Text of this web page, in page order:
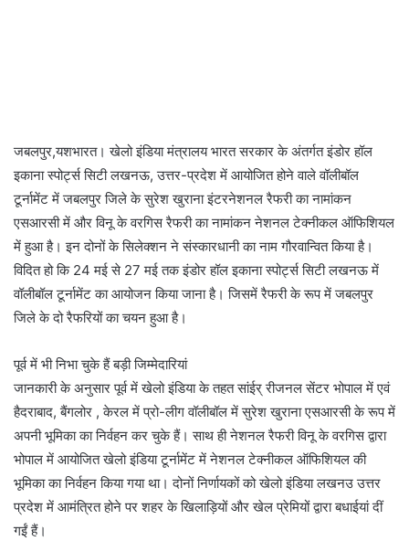
जबलपुर,यशभारत। खेलो इंडिया मंत्रालय भारत सरकार के अंतर्गत इंडोर हॉल
इकाना स्पोर्ट्स सिटी लखनऊ, उत्तर-प्रदेश में आयोजित होने वाले वॉलीबॉल
टूर्नामेंट में जबलपुर जिले के सुरेश खुराना इंटरनेशनल रैफरी का नामांकन
एसआरसी में और विनू के वरगिस रैफरी का नामांकन नेशनल टेक्नीकल ऑफिशियल
में हुआ है। इन दोनों के सिलेक्शन ने संस्कारधानी का नाम गौरवान्वित किया है।
विदित हो कि 24 मई से 27 मई तक इंडोर हॉल इकाना स्पोर्ट्स सिटी लखनऊ में
वॉलीबॉल टूर्नामेंट का आयोजन किया जाना है। जिसमें रैफरी के रूप में जबलपुर
जिले के दो रैफरियों का चयन हुआ है।
पूर्व में भी निभा चुके हैं बड़ी जिम्मेदारियां
जानकारी के अनुसार पूर्व में खेलो इंडिया के तहत सांईर् रीजनल सेंटर भोपाल में एवं
हैदराबाद, बैंगलोर , केरल में प्रो-लीग वॉलीबॉल में सुरेश खुराना एसआरसी के रूप में
अपनी भूमिका का निर्वहन कर चुके हैं। साथ ही नेशनल रैफरी विनू के वरगिस द्वारा
भोपाल में आयोजित खेलो इंडिया टूर्नामेंट में नेशनल टेक्नीकल ऑफिशियल की
भूमिका का निर्वहन किया गया था। दोनों निर्णायकों को खेलो इंडिया लखनउ उत्तर
प्रदेश में आमंत्रित होने पर शहर के खिलाड़ियों और खेल प्रेमियों द्वारा बधाईयां दीं
गईं हैं।